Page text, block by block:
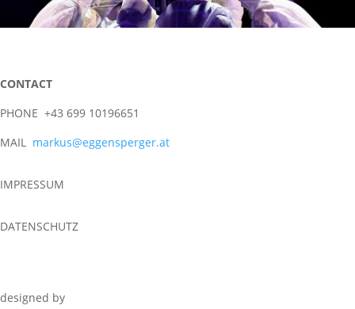
CONTACT
PHONE +43 699 10196651
MAIL markus@eggensperger.at
IMPRESSUM
DATENSCHUTZ
designed by